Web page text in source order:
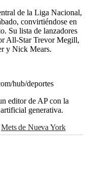
de la Liga Nacional,
convirtiéndose en
Su lista de lanzadores
All-Star Trevor Megill,
y Nick Mears.
hub/deportes
editor de AP con la
generativa.
Mets de Nueva York